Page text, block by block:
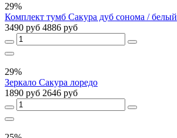
29%
Комплект тумб Сакура дуб сонома / белый
3490 руб 4886 руб
29%
Зеркало Сакура лоредо
1890 руб 2646 руб